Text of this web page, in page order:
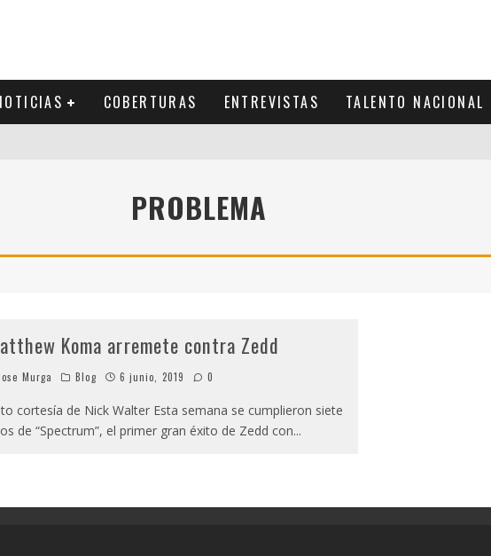
COBERTURAS ENTREVISTAS TALENTO NACIONAL
PROBLEMA
Koma arremete contra Zedd
Murga Blog 6 junio, 2019 0
cortesía de Nick Walter Esta semana se cumplieron siete
de “Spectrum”, el primer gran éxito de Zedd con...